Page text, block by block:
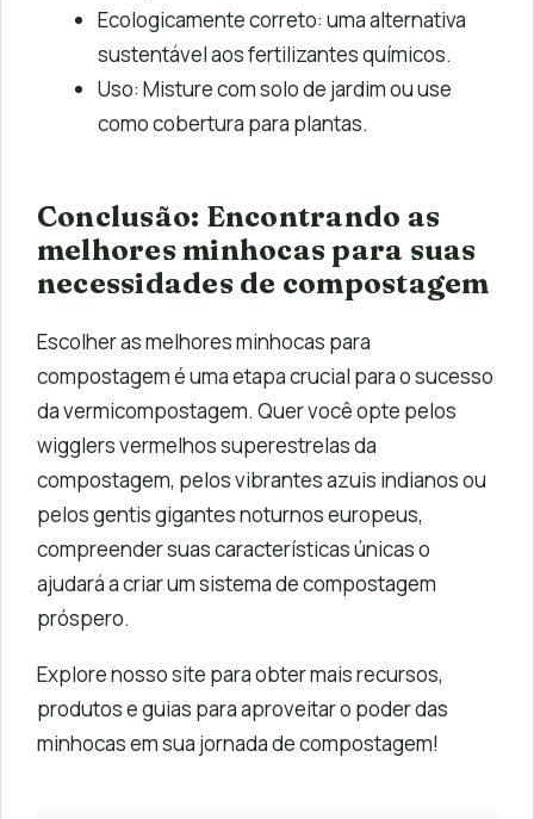
Ecologicamente correto: uma alternativa
sustentável aos fertilizantes químicos.
Uso: Misture com solo de jardim ou use
como cobertura para plantas.
Conclusão: Encontrando as
melhores minhocas para suas
necessidades de compostagem
Escolher as melhores minhocas para
compostagem é uma etapa crucial para o sucesso
da vermicompostagem. Quer você opte pelos
wigglers vermelhos superestrelas da
compostagem, pelos vibrantes azuis indianos ou
pelos gentis gigantes noturnos europeus,
compreender suas características únicas o
ajudará a criar um sistema de compostagem
próspero.
Explore nosso site para obter mais recursos,
produtos e guias para aproveitar o poder das
minhocas em sua jornada de compostagem!